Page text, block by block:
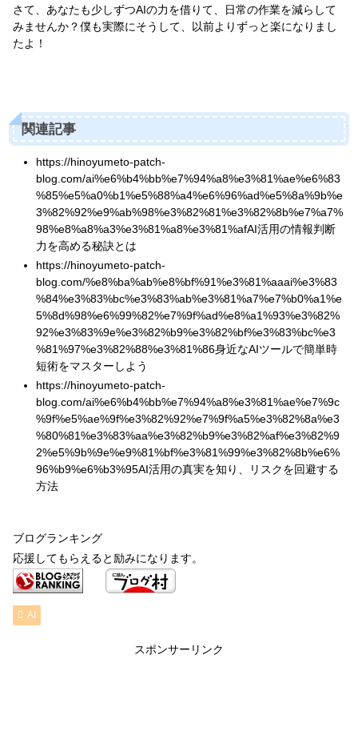
さて、あなたも少しずつAIの力を借りて、日常の作業を減らして
みませんか？僕も実際にそうして、以前よりずっと楽になりまし
たよ！
関連記事
https://hinoyumeto-patch-
blog.com/ai%e6%b4%bb%e7%94%a8%e3%81%ae%e6%83
%85%e5%a0%b1%e5%88%a4%e6%96%ad%e5%8a%9b%e
3%82%92%e9%ab%98%e3%82%81%e3%82%8b%e7%a7%
98%e8%a8%a3%e3%81%a8%e3%81%afAI活用の情報判断
力を高める秘訣とは
https://hinoyumeto-patch-
blog.com/%e8%ba%ab%e8%bf%91%e3%81%aaai%e3%83
%84%e3%83%bc%e3%83%ab%e3%81%a7%e7%b0%a1%e
5%8d%98%e6%99%82%e7%9f%ad%e8%a1%93%e3%82%
92%e3%83%9e%e3%82%b9%e3%82%bf%e3%83%bc%e3
%81%97%e3%82%88%e3%81%86身近なAIツールで簡単時
短術をマスターしよう
https://hinoyumeto-patch-
blog.com/ai%e6%b4%bb%e7%94%a8%e3%81%ae%e7%9c
%9f%e5%ae%9f%e3%82%92%e7%9f%a5%e3%82%8a%e3
%80%81%e3%83%aa%e3%82%b9%e3%82%af%e3%82%9
2%e5%9b%9e%e9%81%bf%e3%81%99%e3%82%8b%e6%
96%b9%e6%b3%95AI活用の真実を知り、リスクを回避する
方法
ブログランキング
応援してもらえると励みになります。
AI
スポンサーリンク